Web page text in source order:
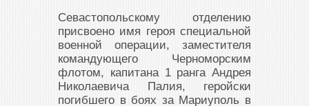
Севастопольскому отделению
присвоено имя героя специальной
военной операции, заместителя
командующего Черноморским
флотом, капитана 1 ранга Андрея
Николаевича Палия, геройски
погибшего в боях за Мариуполь в